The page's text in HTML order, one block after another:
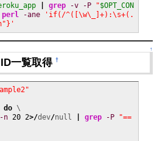
grep -v -P "$OPT_CON
perl -ane
'if(/^([\w\_]+):\s+(.
↑
一覧取得†
do \
-n 20 2>/dev/null grep -P
"==